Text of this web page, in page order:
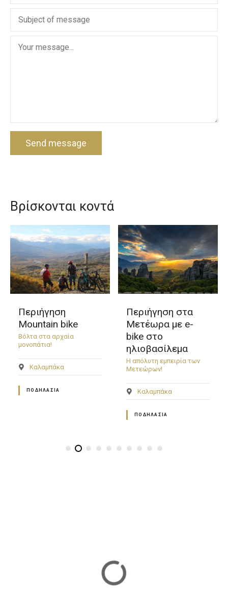
Send message
Βρίσκονται κοντά
Περιήγηση
Mountain bike
Βόλτα στα αρχαία
μονοπάτια!
Καλαμπάκα
ΠΟΔΗΛΑΣΊΑ
Περιήγηση στα
Μετέωρα με e-
bike στο
ηλιοβασίλεμα
Η απόλυτη εμπειρία των
Μετεώρων!
Καλαμπάκα
ΠΟΔΗΛΑΣΊΑ